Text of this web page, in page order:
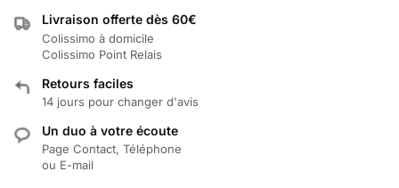
Livraison offerte dès 60€
Colissimo à domicile
Colissimo Point Relais
Retours faciles
14 jours pour changer d'avis
Un duo à votre écoute
Page Contact, Téléphone
ou E-mail